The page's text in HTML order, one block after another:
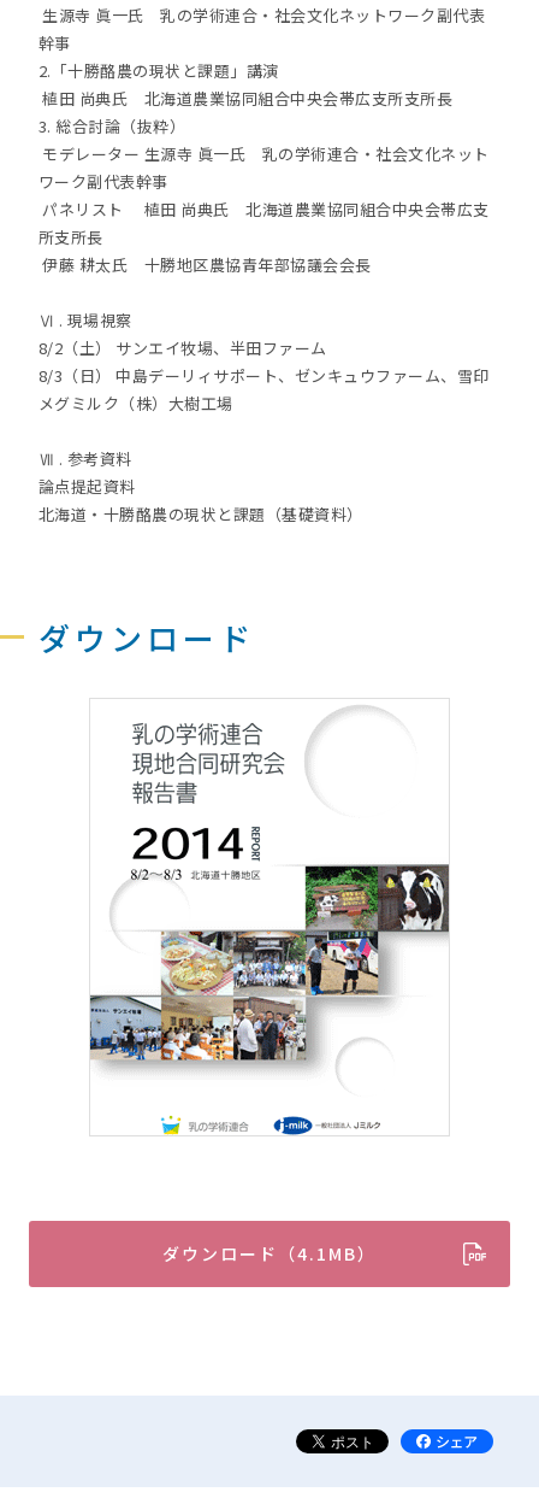
生源寺 眞一氏 乳の学術連合・社会文化ネットワーク副代表
幹事
2.「十勝酪農の現状と課題」講演
植田 尚典氏 北海道農業協同組合中央会帯広支所支所長
3. 総合討論（抜粋）
モデレーター 生源寺 眞一氏 乳の学術連合・社会文化ネット
ワーク副代表幹事
パネリスト 植田 尚典氏 北海道農業協同組合中央会帯広支
所支所長
伊藤 耕太氏 十勝地区農協青年部協議会会長
Ⅵ . 現場視察
8/2（土） サンエイ牧場、半田ファーム
8/3（日） 中島デーリィサポート、ゼンキュウファーム、雪印
メグミルク（株）大樹工場
Ⅶ . 参考資料
論点提起資料
北海道・十勝酪農の現状と課題（基礎資料）
ダウンロード
ダウンロード（4.1MB）